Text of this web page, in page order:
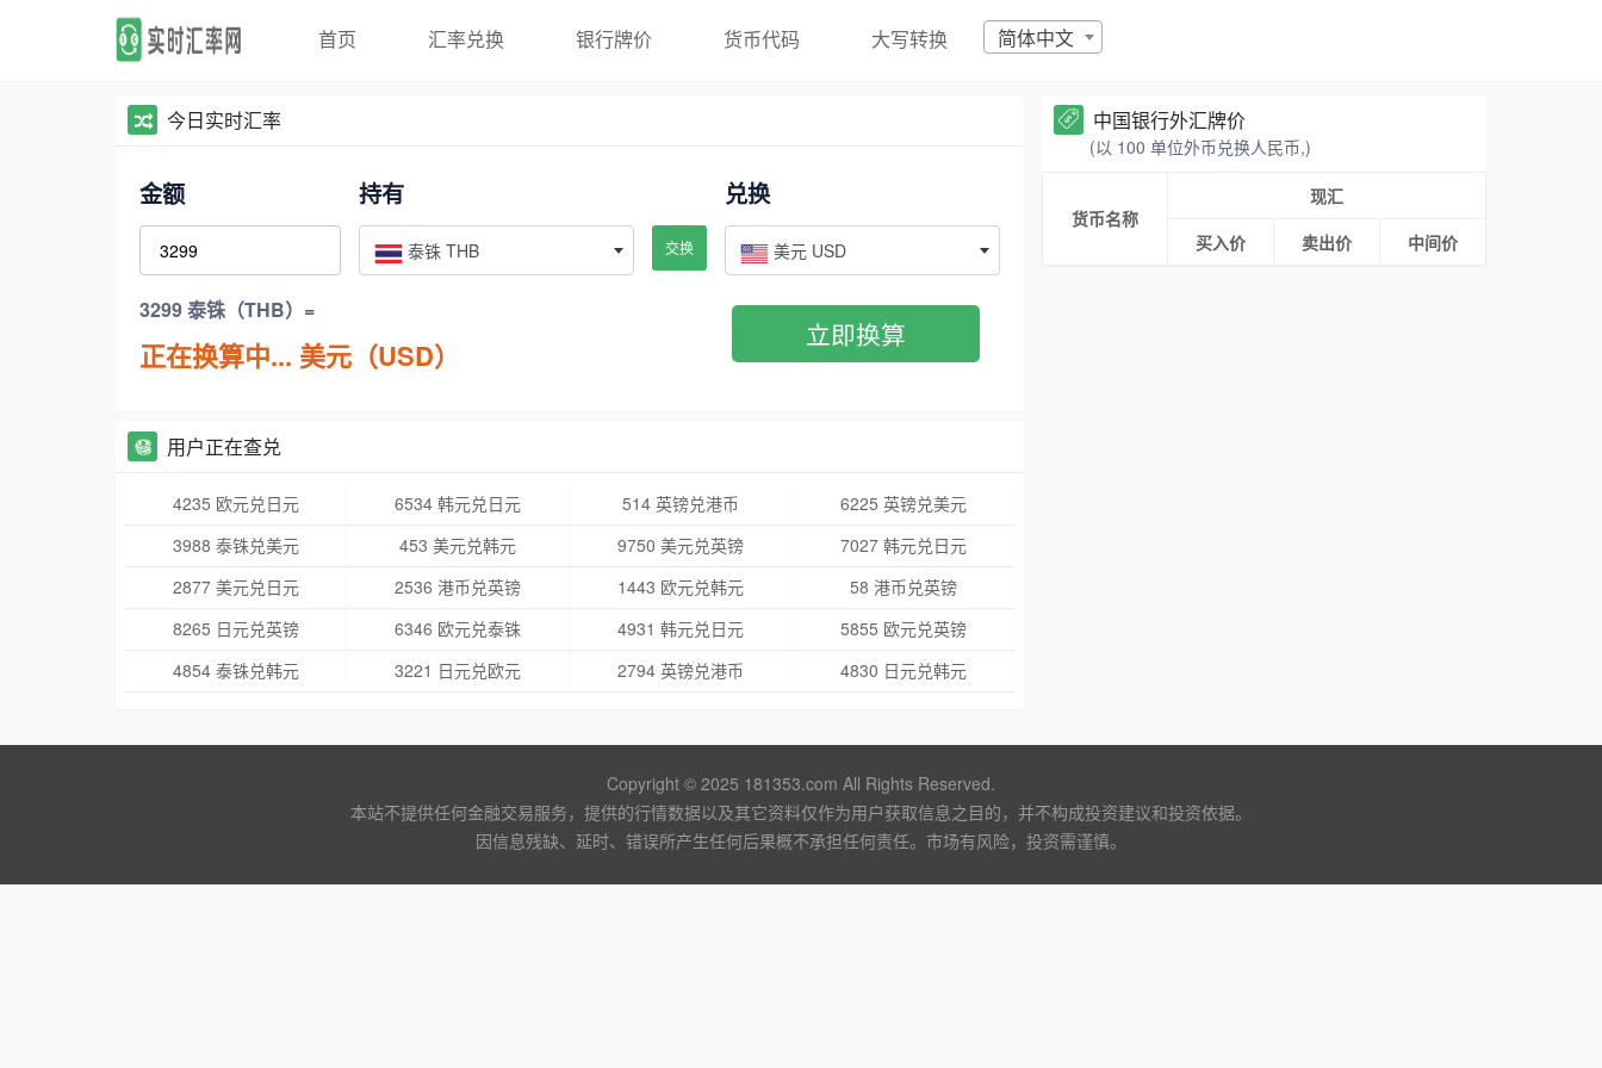
首页 汇率兑换 银行牌价 货币代码 大写转换 简体中文
今日实时汇率
金额 持有
泰铢 THB 交换
兑换
美元 USD
3299 泰铢（THB）=
正在换算中... 美元（USD）
立即换算
用户正在查兑
4235 欧元兑日元 6534 韩元兑日元 514 英镑兑港币
6225 英镑兑美元
3988 泰铢兑美元
453 美元兑韩元 9750 美元兑英镑
7027 韩元兑日元
2877 美元兑日元
2536 港币兑英镑 1443 欧元兑韩元
58 港币兑英镑
8265 日元兑英镑
6346 欧元兑泰铢 4931 韩元兑日元
5855 欧元兑英镑
4854 泰铢兑韩元
3221 日元兑欧元 2794 英镑兑港币 4830 日元兑韩元
中国银行外汇牌价
(以 100 单位外币兑换人民币,)
货币名称
现汇
买入价
卖出价 中间价
Copyright © 2025 181353.com All Rights Reserved.
本站不提供任何金融交易服务，提供的行情数据以及其它资料仅作为用户获取信息之目的，并不构成投资建议和投资依据。
因信息残缺、延时、错误所产生任何后果概不承担任何责任。市场有风险，投资需谨慎。